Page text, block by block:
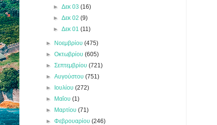
► Δεκ 03 (16)
► Δεκ 02 (9)
► Δεκ 01 (11)
► Νοεμβρίου(475)
►Οκτωβρίου(605)
►Σεπτεμβρίου(721)
►Αυγούστου(751)
► Ιουλίου(272)
► Μαΐου(1)
► Μαρτίου(71)
►Φεβρουαρίου(246)